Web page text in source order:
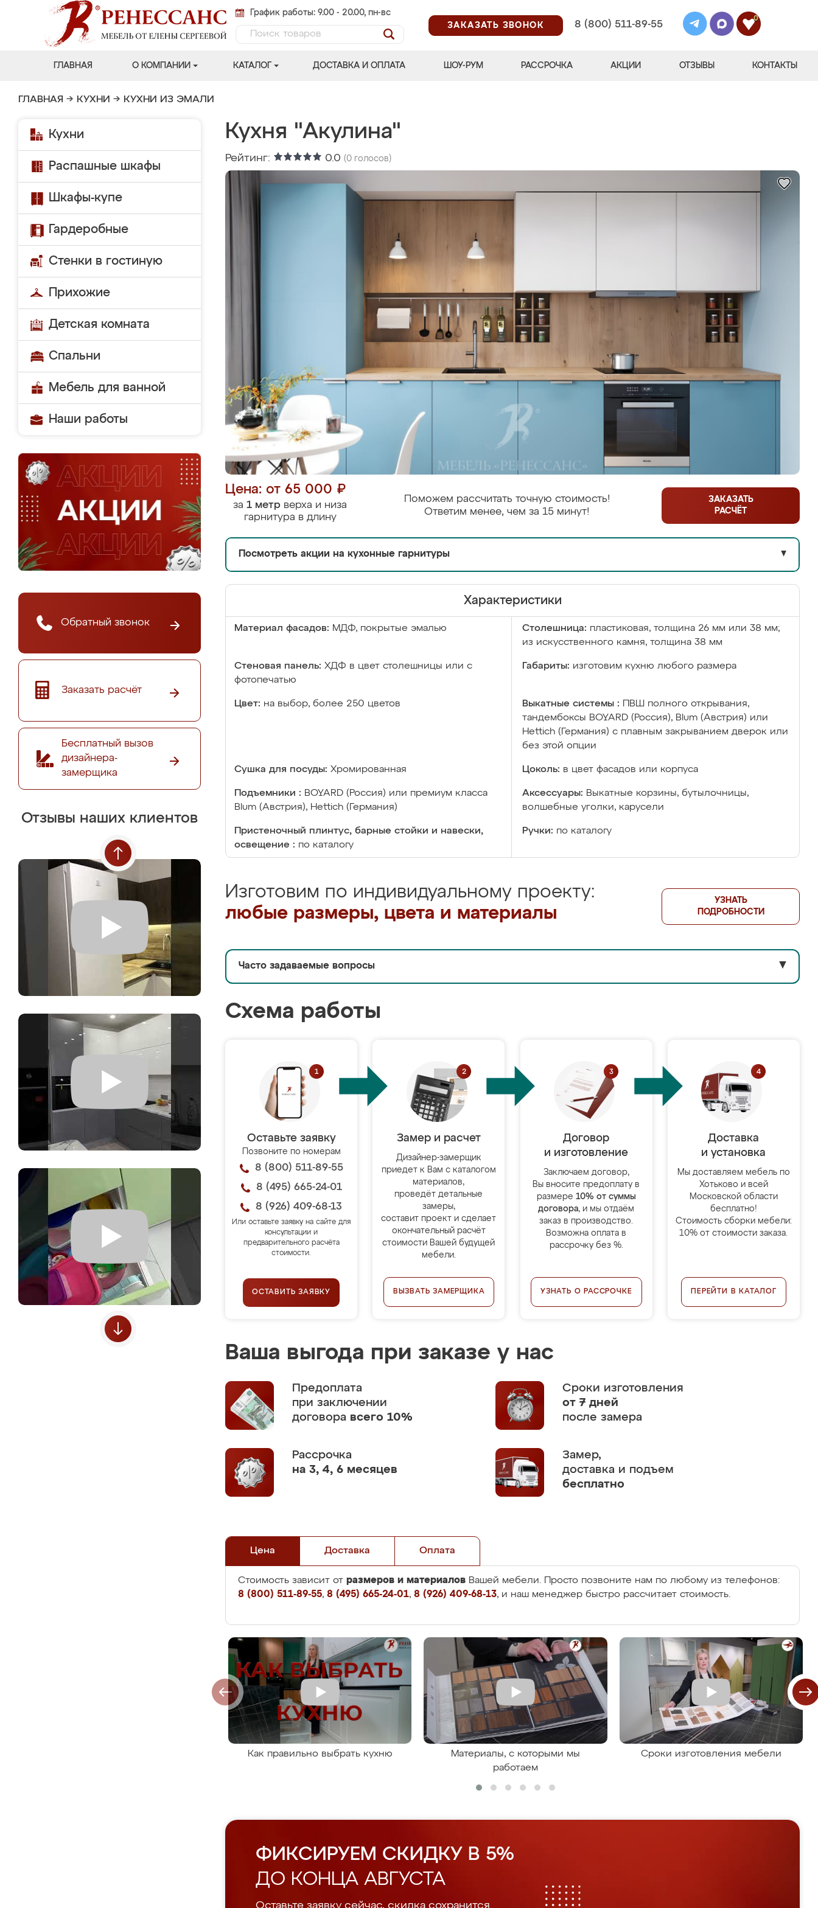
График работы: 9.00 - 20.00, пн-вс
ЗАКАЗАТЬ ЗВОНОК
8 (800) 511-89-55
0
ГЛАВНАЯ О КОМПАНИИ КАТАЛОГ ДОСТАВКА И ОПЛАТА ШОУ-РУМ РАССРОЧКА АКЦИИ ОТЗЫВЫ КОНТАКТЫ
ГЛАВНАЯ → КУХНИ → КУХНИ ИЗ ЭМАЛИ
Кухни
Распашные шкафы
Шкафы-купе
Гардеробные
Стенки в гостиную
Прихожие
Детская комната
Спальни
Мебель для ванной
Наши работы
Обратный звонок
Заказать расчёт
Бесплатный вызов
дизайнера-
замерщика
Отзывы наших клиентов
Кухня "Акулина"
Рейтинг: 0.0 (0 голосов)
Цена: от 65 000 ₽
за 1 метр верха и низа
гарнитура в длину
Поможем рассчитать точную стоимость!
Ответим менее, чем за 15 минут!
ЗАКАЗАТЬ
РАСЧЁТ
Посмотреть акции на кухонные гарнитуры ▼
Характеристики
Материал фасадов: МДФ, покрытые эмалью Столешница: пластиковая, толщина 26 мм или 38 мм;
из искусственного камня, толщина 38 мм
Стеновая панель: ХДФ в цвет столешницы или с
фотопечатью
Габариты: изготовим кухню любого размера
Цвет: на выбор, более 250 цветов Выкатные системы :
ПВШ полного открывания,
тандембоксы BOYARD (Россия), Blum (Австрия) или
Hettich (Германия) с плавным закрыванием дверок или
без этой опции
Сушка для посуды: Хромированная Цоколь: в цвет фасадов или корпуса
Подъемники : BOYARD (Россия) или премиум класса
Blum (Австрия), Hettich (Германия)
Аксессуары: Выкатные корзины, бутылочницы,
волшебные уголки, карусели
Пристеночный плинтус, барные стойки и навески,
освещение : по каталогу
Ручки: по каталогу
Изготовим по индивидуальному проекту:
любые размеры, цвета и материалы
УЗНАТЬ
ПОДРОБНОСТИ
Часто задаваемые вопросы ▼
Схема работы
Оставьте заявку
Позвоните по номерам
8 (800) 511-89-55
8 (495) 665-24-01
8 (926) 409-68-13
Или оставьте заявку на сайте для
консультации и
предварительного расчёта
стоимости.
ОСТАВИТЬ ЗАЯВКУ
Замер и расчет
Дизайнер-замерщик
приедет к Вам с каталогом
материалов,
проведёт детальные
замеры,
составит проект и сделает
окончательный расчёт
стоимости Вашей будущей
мебели.
ВЫЗВАТЬ ЗАМЕРЩИКА
Договор
и изготовление
Заключаем договор,
Вы вносите предоплату в
размере 10% от суммы
договора, и мы отдаём
заказ в производство.
Возможна оплата в
рассрочку без %.
УЗНАТЬ О РАССРОЧКЕ
Доставка
и установка
Мы доставляем мебель по
Хотьково и всей
Московской области
бесплатно!
Стоимость сборки мебели:
10% от стоимости заказа.
ПЕРЕЙТИ В КАТАЛОГ
Ваша выгода при заказе у нас
Предоплата
при заключении
договора всего 10%
Сроки изготовления
от 7 дней
после замера
Рассрочка
на 3, 4, 6 месяцев
Замер,
доставка и подъем
бесплатно
Цена Доставка Оплата
Стоимость зависит от размеров и материалов Вашей мебели. Просто позвоните нам по любому из телефонов:
8 (800) 511-89-55, 8 (495) 665-24-01, 8 (926) 409-68-13, и наш менеджер быстро рассчитает стоимость.
Как правильно выбрать кухню
Материалы, с которыми мы
работаем
Сроки изготовления мебели
ФИКСИРУЕМ СКИДКУ В 5%
ДО КОНЦА АВГУСТА
Оставьте заявку сейчас, скидка сохранится.